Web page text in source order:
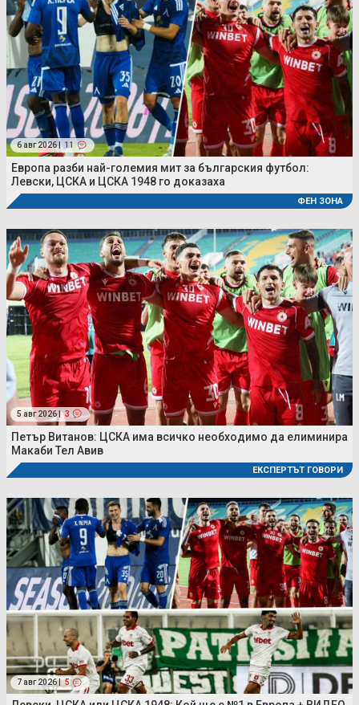
6 авг 2026 | 11
Европа разби най-големия мит за българския футбол:
Левски, ЦСКА и ЦСКА 1948 го доказаха
ФЕН ЗОНА
5 авг 2026 | 3
Петър Витанов: ЦСКА има всичко необходимо да елиминира
Макаби Тел Авив
ЕКСПЕРТЪТ ГОВОРИ
7 авг 2026 | 5